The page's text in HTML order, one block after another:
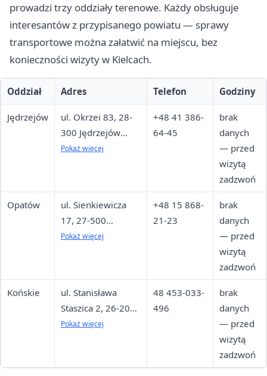
prowadzi trzy oddziały terenowe. Każdy obsługuje
interesantów z przypisanego powiatu — sprawy
transportowe można załatwić na miejscu, bez
konieczności wizyty w Kielcach.
Oddział Adres Telefon Godziny
Jędrzejów
ul. Okrzei 83, 28-
300 Jędrzejów
budynek Zarządu
Pokaż więcej
+48 41 386-
64-45
brak
danych
— przed
wizytą
zadzwoń
Opatów
ul. Sienkiewicza
17, 27-500
Opatów
Pokaż więcej
+48 15 868-
21-23
brak
danych
— przed
wizytą
zadzwoń
Końskie
ul. Stanisława
Staszica 2, 26-200
Końskie
p., pokój 307
Pokaż więcej
48 453-033-
496
brak
danych
— przed
wizytą
zadzwoń